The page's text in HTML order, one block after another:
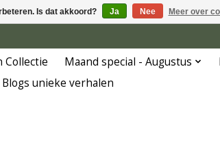
Collectie Maand special - Augustus
Blogs unieke verhalen
Is dat akkoord? Ja Nee Meer over